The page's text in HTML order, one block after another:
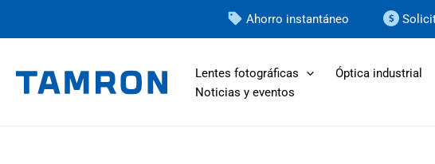
Ahorro instantáneo
Lentes fotográficas Óptica industrial
Noticias y eventos